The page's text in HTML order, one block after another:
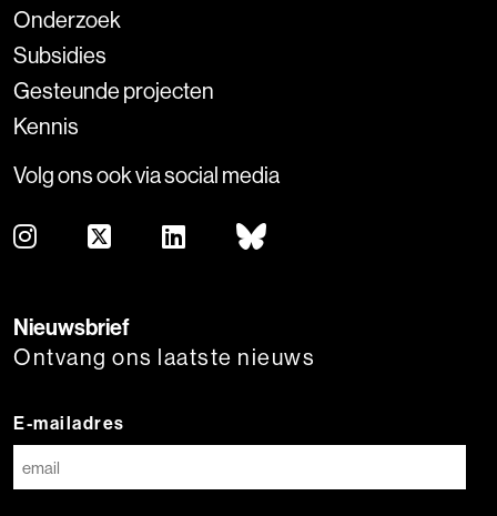
Onderzoek
Subsidies
Gesteunde projecten
Kennis
Volg ons ook via social media
Nieuwsbrief
Ontvang ons laatste nieuws
E-mailadres